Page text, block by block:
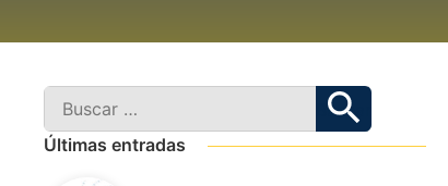
Últimas entradas